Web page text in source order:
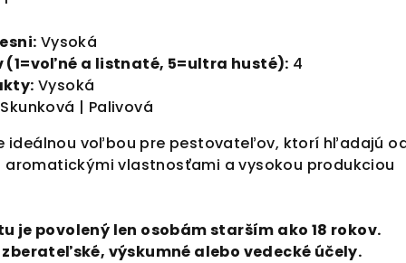
Vysoká
(1=voľné a listnaté, 5=ultra husté): 4
Vysoká
| Palivová
ideálnou voľbou pre pestovateľov, ktorí hľadajú
aromatickými vlastnosťami a vysokou produkciou
je povolený len osobám starším ako 18 rokov.
výskumné alebo vedecké účely.